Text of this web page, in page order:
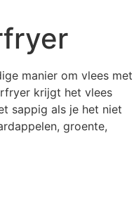
manier om vlees met
krijgt het vlees
sappig als je het niet
groente,